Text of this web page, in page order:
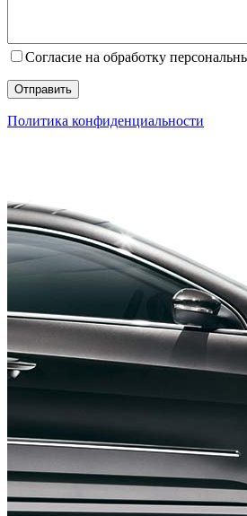
Согласие на обработку
Политика конфиденциальности